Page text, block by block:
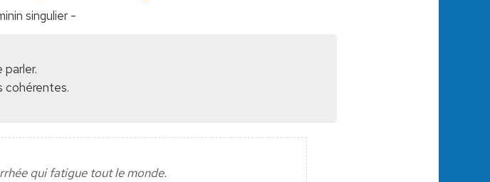
singulier -
parler.
cohérentes.
qui fatigue tout le monde.